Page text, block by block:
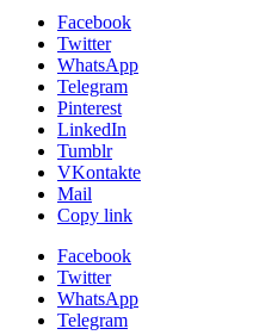
Facebook
Twitter
WhatsApp
Telegram
Pinterest
LinkedIn
Tumblr
VKontakte
Mail
Copy link
Facebook
Twitter
WhatsApp
Telegram